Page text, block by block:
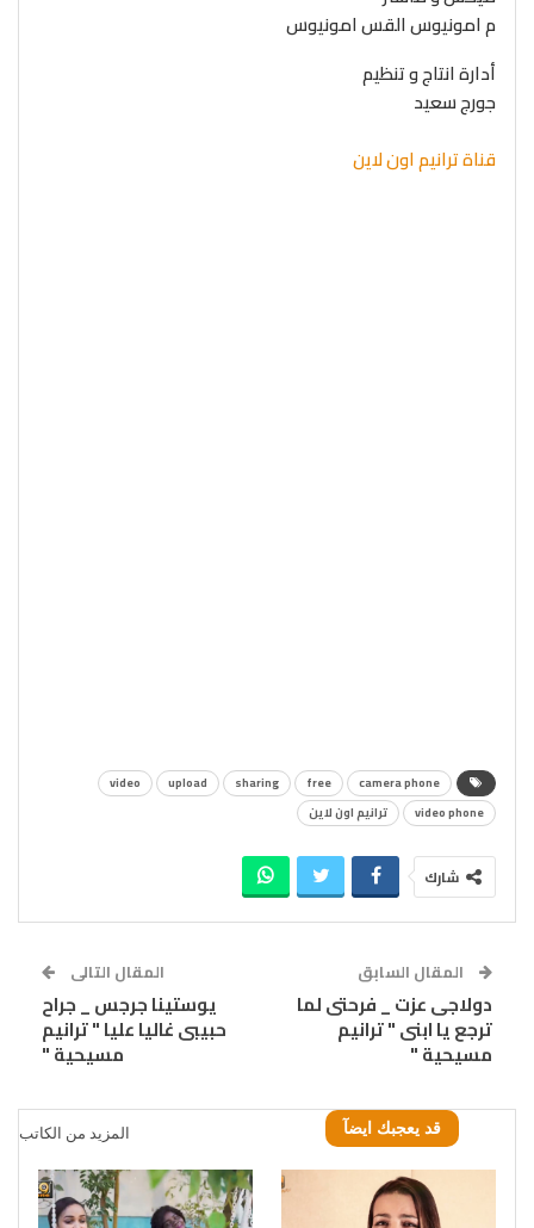
م امونيوس القس امونيوس
أدارة انتاج و تنظيم
جورج سعيد
قناة ترانيم اون لاين
camera phone
free
sharing
upload
video
video phone
ترانيم اون لاين
شارك
المقال السابق
دولاجى عزت _ فرحتى لما
ترجع يا ابنى " ترانيم
مسيحية "
المقال التالى
يوستينا جرجس _ جراح
حبيبى غاليا عليا " ترانيم
مسيحية "
قد يعجبك ايضآ المزيد من الكاتب